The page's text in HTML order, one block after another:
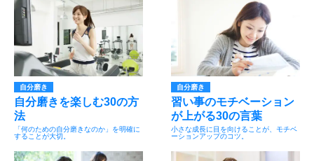
自分磨き
自分磨きを楽しむ30の方
法
「何のための自分磨きなのか」を明確に
することが大切。
自分磨き
習い事のモチベーション
が上がる30の言葉
小さな成長に目を向けることが、モチベ
ーションアップのコツ。